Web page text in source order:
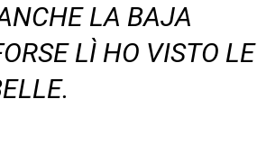
LA BAJA
LÌ HO VISTO LE